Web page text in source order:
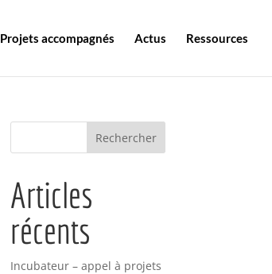
Projets accompagnés Actus Ressources
Articles
récents
Incubateur – appel à projets